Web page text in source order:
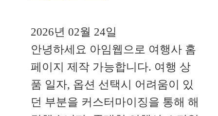
2026년 02월 24일
안녕하세요 아임웹으로 여행사 홈
페이지 제작 가능합니다. 여행 상
품 일자, 옵션 선택시 어려움이 있
던 부분을 커스터마이징을 통해 해